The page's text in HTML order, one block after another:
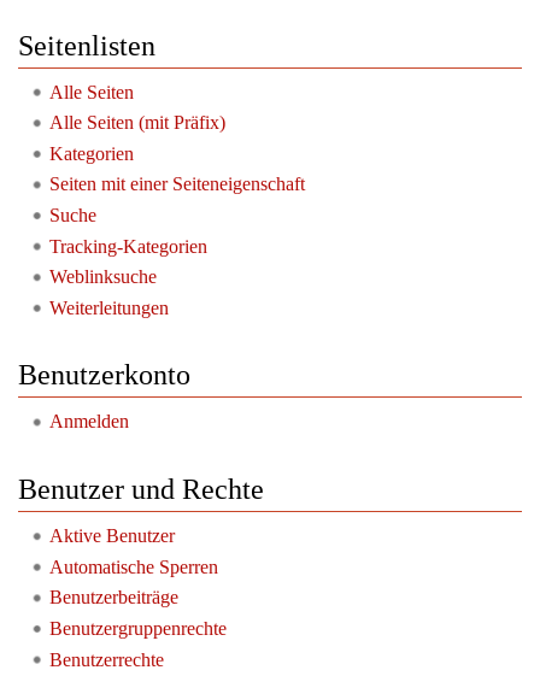
Seitenlisten
Alle Seiten
Alle Seiten (mit Präfix)
Kategorien
Seiten mit einer Seiteneigenschaft
Suche
Tracking-Kategorien
Weblinksuche
Weiterleitungen
Benutzerkonto
Anmelden
Benutzer und Rechte
Aktive Benutzer
Automatische Sperren
Benutzerbeiträge
Benutzergruppenrechte
Benutzerrechte